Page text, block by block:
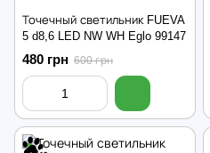
Точечный светильник FUEVA
5 d8,6 LED NW WH Eglo 99147
480 грн 600 грн